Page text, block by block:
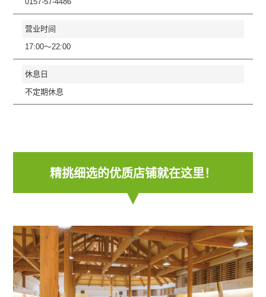
营业时间
17:00〜22:00
休息日
不定期休息
精挑细选的优质店铺就在这里！